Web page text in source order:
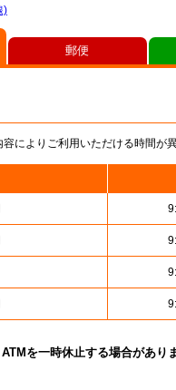
)
によりご利用いただける時間が
を一時休止する場合がありま
郵便